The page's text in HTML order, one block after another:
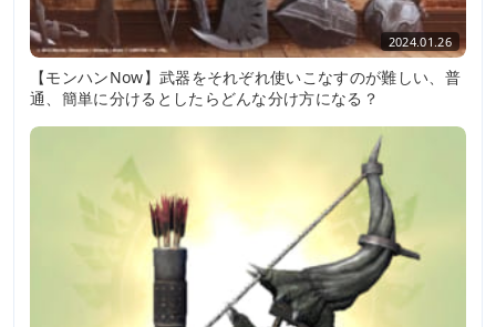
2024.01.26
【モンハンNow】武器をそれぞれ使いこなすのが難しい、普
通、簡単に分けるとしたらどんな分け方になる？